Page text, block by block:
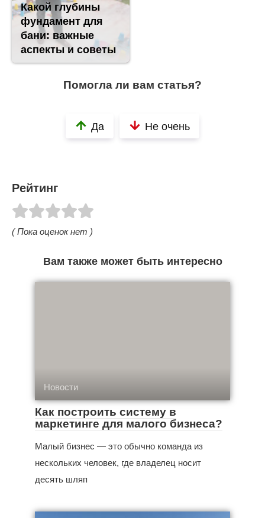
Какой глубины
фундамент для
бани: важные
аспекты и советы
Помогла ли вам статья?
Да Не очень
Рейтинг
( Пока оценок нет )
Вам также может быть интересно
Новости
Как построить систему в
маркетинге для малого бизнеса?
Малый бизнес — это обычно команда из
нескольких человек, где владелец носит
десять шляп